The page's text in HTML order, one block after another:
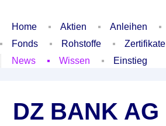
Home Aktien Anleihen
Fonds
Rohstoffe Zertifikate
News
Wissen Einstieg
DZ BANK AG